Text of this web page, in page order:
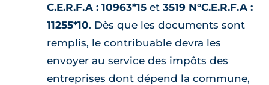
C.E.R.F.A : 10963*15 et 3519 N°C.E.R.F.A :
11255*10. Dès que les documents sont
remplis, le contribuable devra les
envoyer au service des impôts des
entreprises dont dépend la commune,